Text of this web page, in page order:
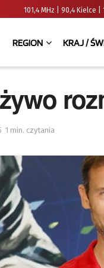
101,4 MHz | 90,4 Kielce
REGION KRAJ /
1 min. czytania